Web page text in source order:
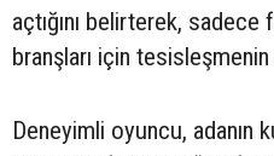
açtığını belirterek,
branşları için
Deneyimli oyuncu, adanın